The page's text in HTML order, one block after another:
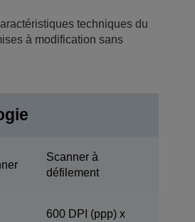
techniques du
à modification sans
Scanner à
défilement
600 DPI (ppp) x